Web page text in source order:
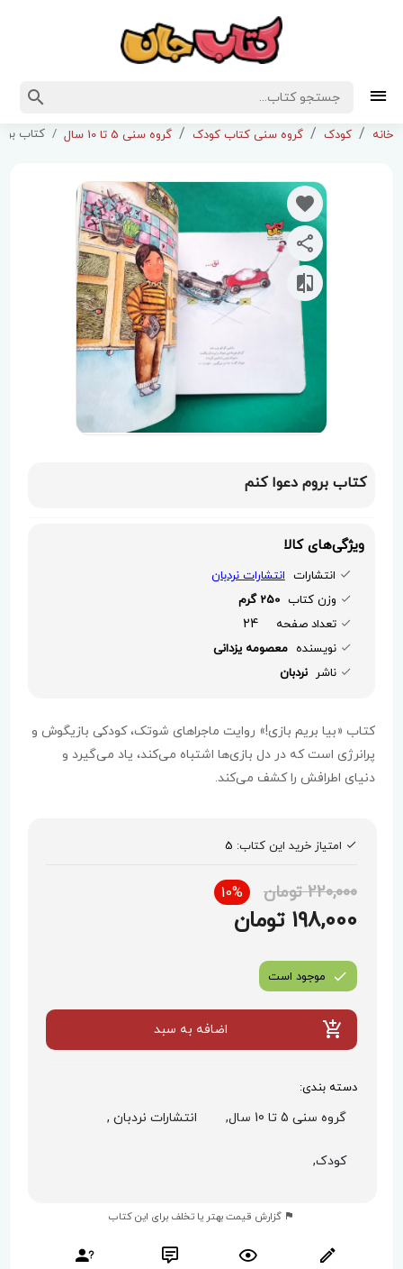
خانه کودک گروه سنی کتاب کودک گروه سنی 5 تا 10 سال کتاب
کتاب بروم دعوا کنم
ویژگی‌های کالا
انتشارات انتشارات نردبان
وزن کتاب 250 گرم
تعداد صفحه
24
نویسنده معصومه یزدانی
ناشر نردبان
کتاب «بیا بریم بازی!» روایت ماجراهای شوتک، کودکی بازیگوش و
پرانرژی است که در دل بازی‌ها اشتباه می‌کند، یاد می‌گیرد و
دنیای اطرافش را کشف می‌کند.
امتیاز خرید این کتاب: 5
220,000 تومان 10%
198,000 تومان
موجود است
اضافه به سبد
دسته بندی:
گروه سنی 5 تا 10 سال, انتشارات نردبان ,
کودک,
گزارش قیمت بهتر یا تخلف برای این کتاب